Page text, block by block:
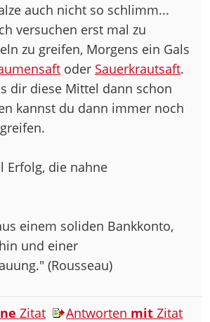
auch nicht so schlimm...
versuchen erst mal zu
zu greifen, Morgens ein Gals
oder Sauerkrautsaft.
dir diese Mittel dann schon
kannst du dann immer noch
Erfolg, die nahne
einem soliden Bankkonto,
und einer
(Rousseau)
Zitat Antworten mit Zitat